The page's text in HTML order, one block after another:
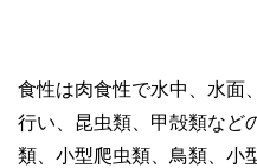
食性は肉食性で水中、水面
行い、昆虫類、甲殻類など
類、小型爬虫類、鳥類、小